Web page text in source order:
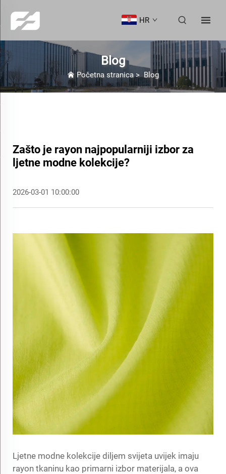
HR
Blog
Početna stranica> Blog
Zašto je rayon najpopularniji izbor za
ljetne modne kolekcije?
2026-03-01 10:00:00
Ljetne modne kolekcije diljem svijeta uvijek imaju
rayon tkaninu kao primarni izbor materijala, a ova